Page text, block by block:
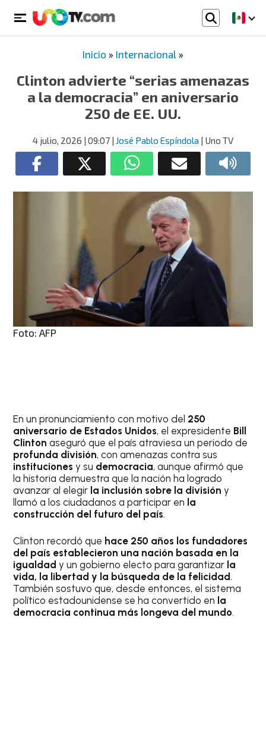
Inicio » Internacional »
Clinton advierte “serias amenazas
a la democracia” en aniversario
250 de EE. UU.
4 julio, 2026 | 09:07 | José Pablo Espíndola | Uno TV
Foto: AFP
En un pronunciamiento con motivo del 250
aniversario de Estados Unidos, el expresidente Bill
Clinton aseguró que el país atraviesa un periodo de
profunda división, con amenazas contra sus
instituciones y su democracia, aunque afirmó que
la historia demuestra que la nación ha logrado
avanzar al elegir la inclusión sobre la división y
llamó a los ciudadanos a participar en la
construcción del futuro del país.
Clinton recordó que hace 250 años los fundadores
del país establecieron una nación basada en la
igualdad y un gobierno electo para garantizar la
vida, la libertad y la búsqueda de la felicidad.
También sostuvo que, desde entonces, el sistema
político estadounidense se ha convertido en la
democracia continua más longeva del mundo.